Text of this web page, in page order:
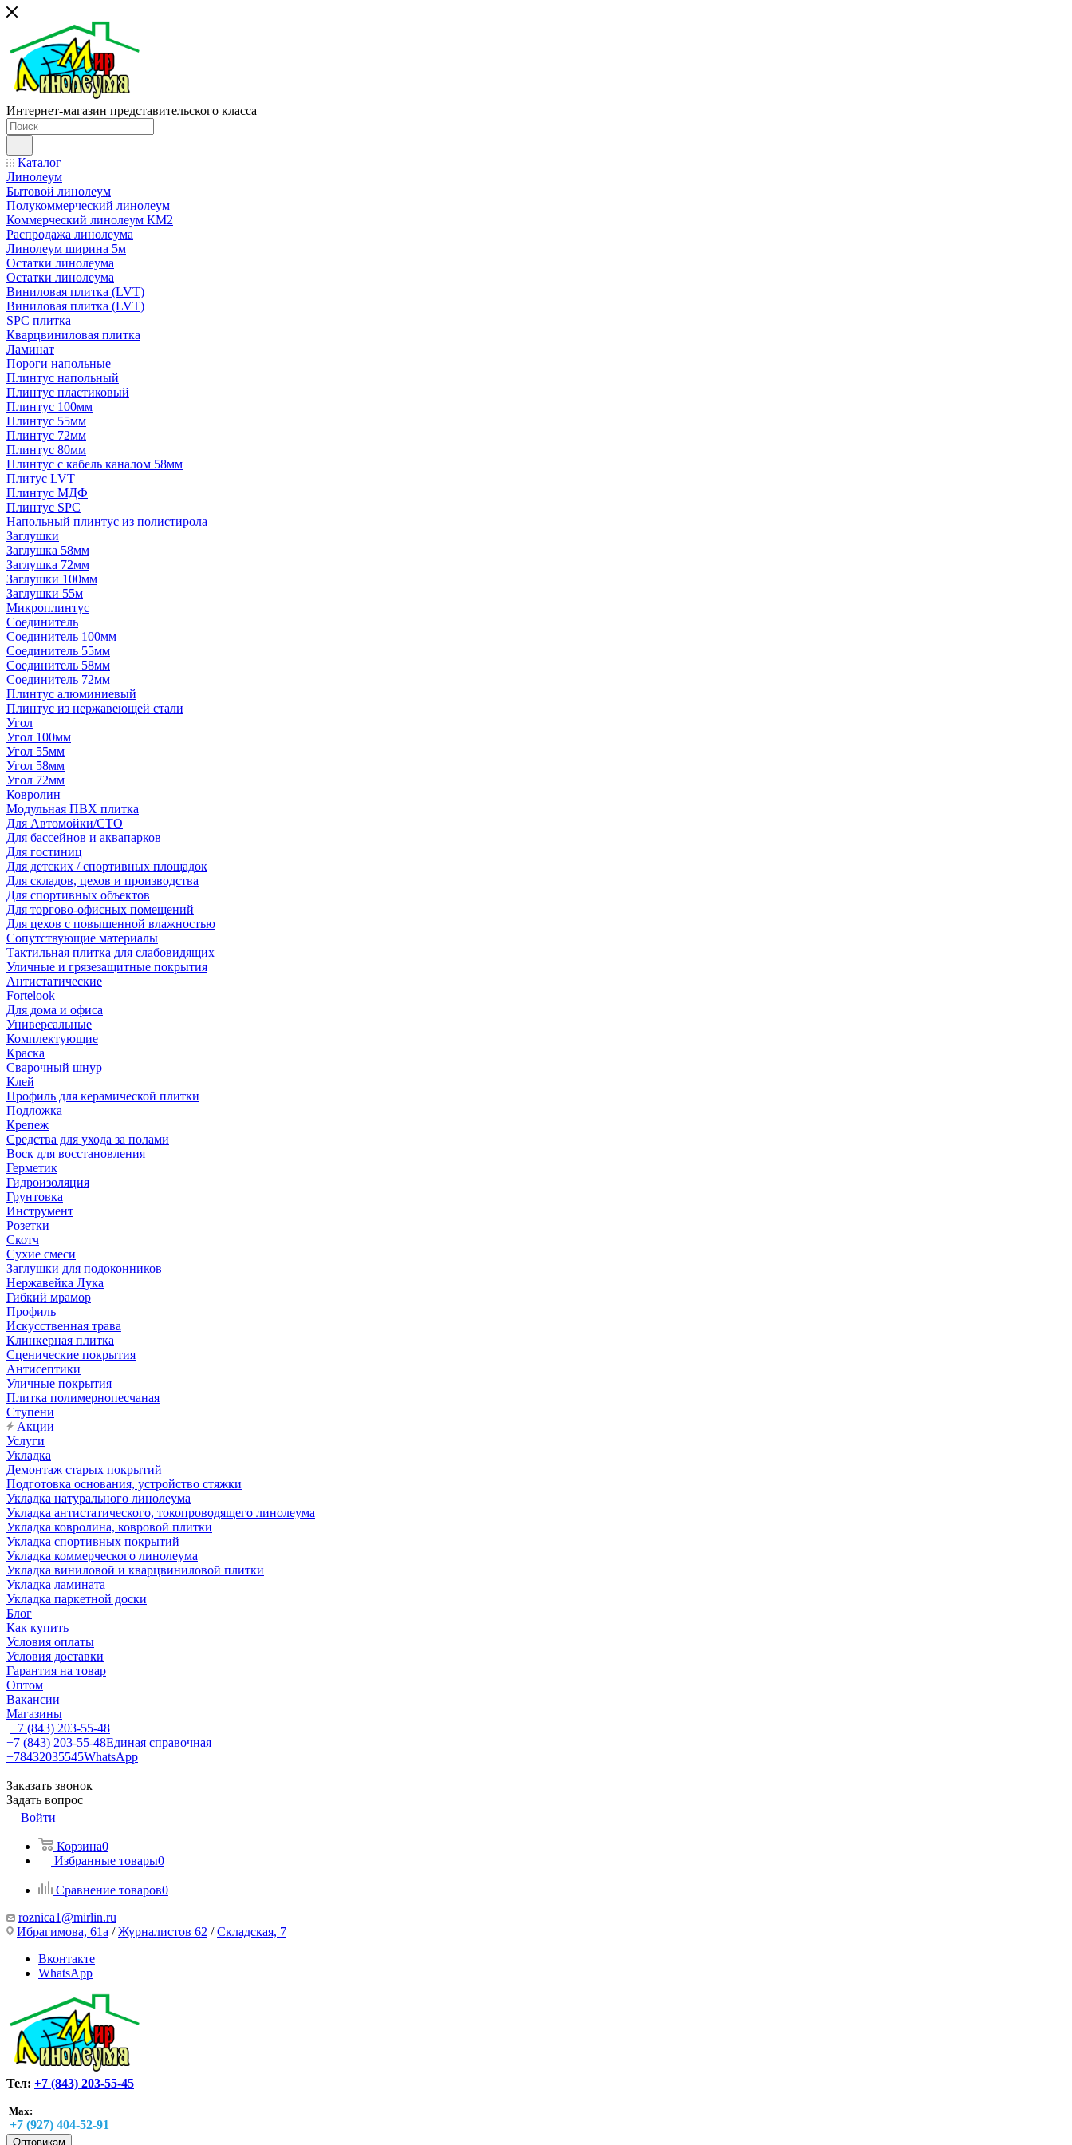
Интернет-магазин представительского класса
Каталог
Линолеум
Бытовой линолеум
Полукоммерческий линолеум
Коммерческий линолеум КМ2
Распродажа линолеума
Линолеум ширина 5м
Остатки линолеума
Остатки линолеума
Виниловая плитка (LVT)
Виниловая плитка (LVT)
SPC плитка
Кварцвиниловая плитка
Ламинат
Пороги напольные
Плинтус напольный
Плинтус пластиковый
Плинтус 100мм
Плинтус 55мм
Плинтус 72мм
Плинтус 80мм
Плинтус с кабель каналом 58мм
Плитус LVT
Плинтус МДФ
Плинтус SPC
Напольный плинтус из полистирола
Заглушки
Заглушка 58мм
Заглушка 72мм
Заглушки 100мм
Заглушки 55м
Микроплинтус
Соединитель
Соединитель 100мм
Соединитель 55мм
Соединитель 58мм
Соединитель 72мм
Плинтус алюминиевый
Плинтус из нержавеющей стали
Угол
Угол 100мм
Угол 55мм
Угол 58мм
Угол 72мм
Ковролин
Модульная ПВХ плитка
Для Автомойки/СТО
Для бассейнов и аквапарков
Для гостиниц
Для детских / спортивных площадок
Для складов, цехов и производства
Для спортивных объектов
Для торгово-офисных помещений
Для цехов с повышенной влажностью
Сопутствующие материалы
Тактильная плитка для слабовидящих
Уличные и грязезащитные покрытия
Антистатические
Fortelook
Для дома и офиса
Универсальные
Комплектующие
Краска
Сварочный шнур
Клей
Профиль для керамической плитки
Подложка
Крепеж
Средства для ухода за полами
Воск для восстановления
Герметик
Гидроизоляция
Грунтовка
Инструмент
Розетки
Скотч
Сухие смеси
Заглушки для подоконников
Нержавейка Лука
Гибкий мрамор
Профиль
Искусственная трава
Клинкерная плитка
Сценические покрытия
Антисептики
Уличные покрытия
Плитка полимернопесчаная
Ступени
Акции
Услуги
Укладка
Демонтаж старых покрытий
Подготовка основания, устройство стяжки
Укладка натурального линолеума
Укладка антистатического, токопроводящего линолеума
Укладка ковролина, ковровой плитки
Укладка спортивных покрытий
Укладка коммерческого линолеума
Укладка виниловой и кварцвиниловой плитки
Укладка ламината
Укладка паркетной доски
Блог
Как купить
Условия оплаты
Условия доставки
Гарантия на товар
Оптом
Вакансии
Магазины
+7 (843) 203-55-48
+7 (843) 203-55-48Единая справочная
+78432035545WhatsApp
Заказать звонок
Задать вопрос
Войти
Корзина0
Избранные товары0
Сравнение товаров0
roznica1@mirlin.ru
Ибрагимова, 61а /Журналистов 62 /Складская, 7
Вконтакте
WhatsApp
Тел: +7 (843) 203-55-45
Max:
+7 (927) 404-52-91
Оптовикам